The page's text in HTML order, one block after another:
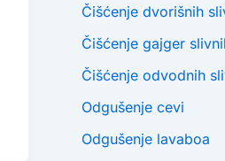
Čišćenje dvorišnih
Čišćenje gajger
Čišćenje odvodnih
Odgušenje cevi
Odgušenje lavaboa